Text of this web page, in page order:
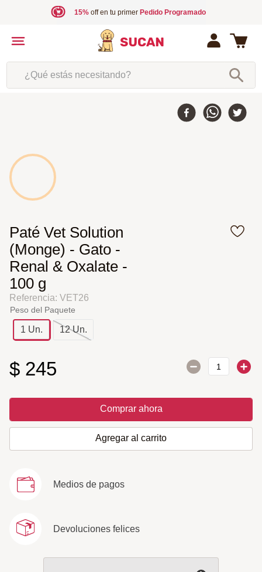
15%off en tu primer Pedido Programado
¿Qué estás necesitando?
Paté Vet Solution
(Monge) - Gato -
Renal & Oxalate -
100 g
Referencia:VET26
Peso del Paquete
1 Un. 12 Un.
$ 245
Comprar ahora
Agregar al carrito
Medios de pagos
Devoluciones felices